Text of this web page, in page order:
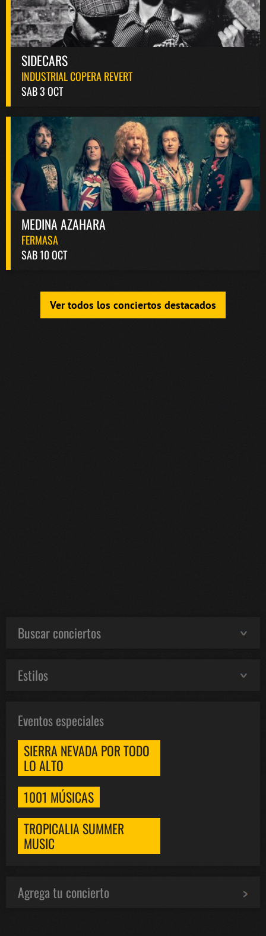
SIDECARS
INDUSTRIAL COPERA REVERT
SAB 3 OCT
MEDINA AZAHARA
FERMASA
SAB 10 OCT
Ver todos los conciertos destacados
Buscar conciertos
Estilos
Eventos especiales
SIERRA NEVADA POR TODO
LO ALTO
1001 MÚSICAS
TROPICALIA SUMMER
MUSIC
Agrega tu concierto